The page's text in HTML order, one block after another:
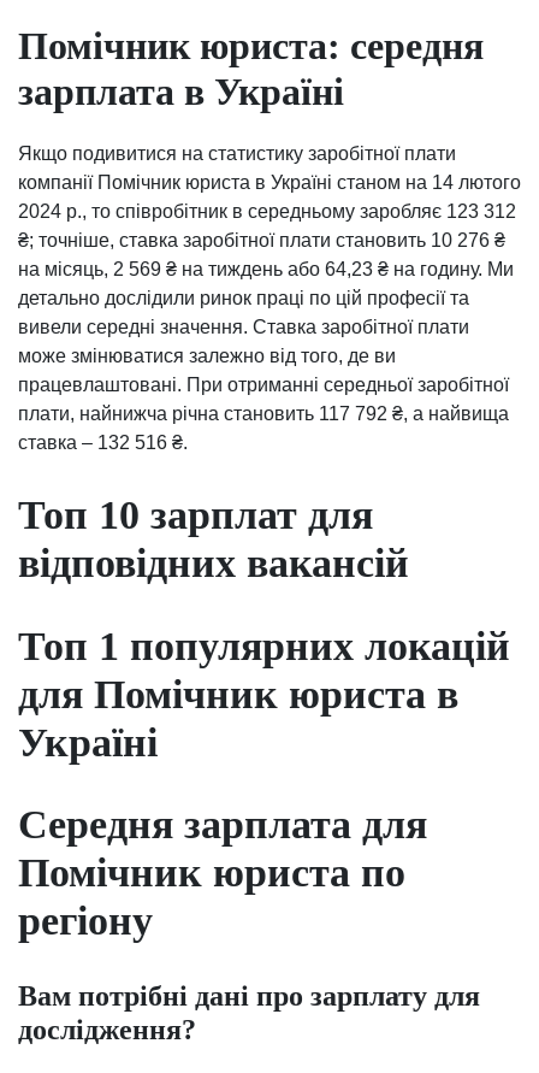
Помічник юриста: середня
зарплата в Україні
Якщо подивитися на статистику заробітної плати
компанії Помічник юриста в Україні станом на 14 лютого
2024 р., то співробітник в середньому заробляє 123 312
₴; точніше, ставка заробітної плати становить 10 276 ₴
на місяць, 2 569 ₴ на тиждень або 64,23 ₴ на годину. Ми
детально дослідили ринок праці по цій професії та
вивели середні значення. Ставка заробітної плати
може змінюватися залежно від того, де ви
працевлаштовані. При отриманні середньої заробітної
плати, найнижча річна становить 117 792 ₴, а найвища
ставка – 132 516 ₴.
Топ 10 зарплат для
відповідних вакансій
Топ 1 популярних локацій
для Помічник юриста в
Україні
Середня зарплата для
Помічник юриста по
регіону
Вам потрібні дані про зарплату для
дослідження?